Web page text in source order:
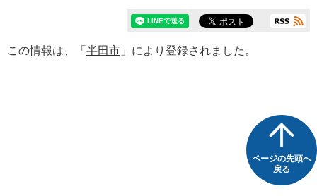
この情報は、「 半田市 」により登録されました。
ページの先頭へ
戻る